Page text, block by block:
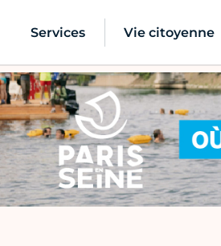
Services Vie citoyenne